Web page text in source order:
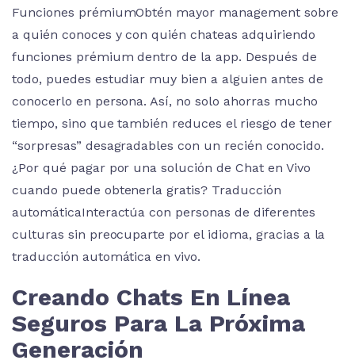
Funciones prémiumObtén mayor management sobre
a quién conoces y con quién chateas adquiriendo
funciones prémium dentro de la app. Después de
todo, puedes estudiar muy bien a alguien antes de
conocerlo en persona. Así, no solo ahorras mucho
tiempo, sino que también reduces el riesgo de tener
“sorpresas” desagradables con un recién conocido.
¿Por qué pagar por una solución de Chat en Vivo
cuando puede obtenerla gratis? Traducción
automáticaInteractúa con personas de diferentes
culturas sin preocuparte por el idioma, gracias a la
traducción automática en vivo.
Creando Chats En Línea
Seguros Para La Próxima
Generación